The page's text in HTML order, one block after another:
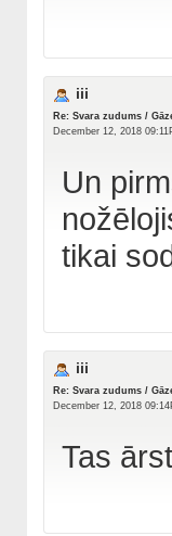
iii
Re: Svara zudums /
December 12, 2018
Un
tikai
iii
Re: Svara zudums /
December 12, 2018
Tas